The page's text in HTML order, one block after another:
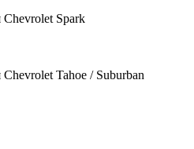
Spark
Tahoe / Suburban